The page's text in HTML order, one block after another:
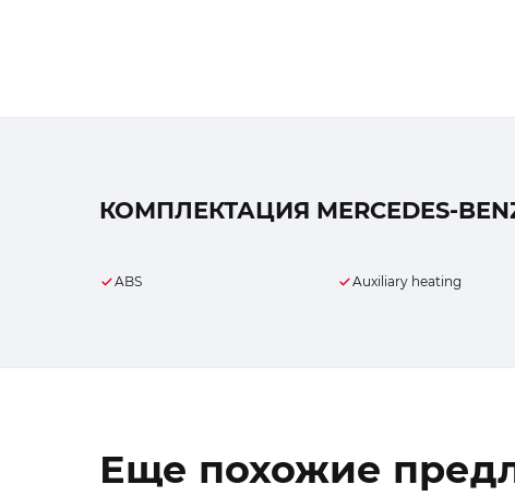
КОМПЛЕКТАЦИЯ MERCEDES-
ABS Auxiliary heating
Еще похожие